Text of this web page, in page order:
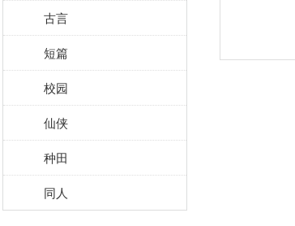
古言
短篇
校园
仙侠
种田
同人